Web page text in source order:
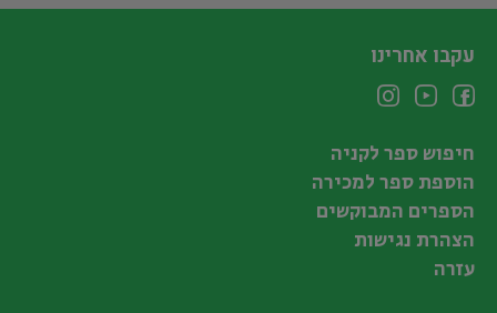
עקבו אחרינו
חיפוש ספר לקניה
הוספת ספר למכירה
הספרים המבוקשים
הצהרת נגישות
עזרה